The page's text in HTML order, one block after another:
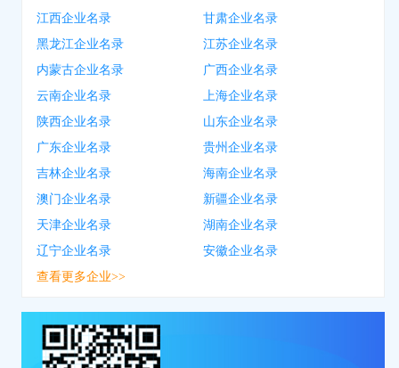
江西企业名录
甘肃企业名录
黑龙江企业名录
江苏企业名录
内蒙古企业名录
广西企业名录
云南企业名录
上海企业名录
陕西企业名录
山东企业名录
广东企业名录
贵州企业名录
吉林企业名录
海南企业名录
澳门企业名录
新疆企业名录
天津企业名录
湖南企业名录
辽宁企业名录
安徽企业名录
查看更多企业>>